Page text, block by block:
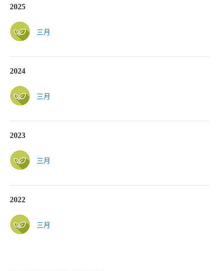
2025
三月
2024
三月
2023
三月
2022
三月